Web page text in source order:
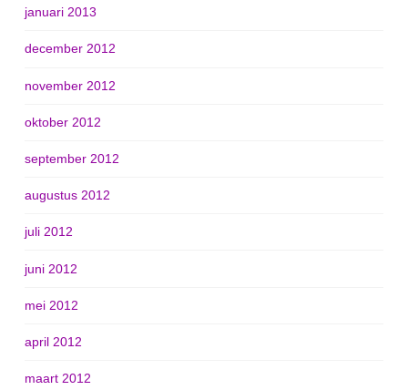
januari 2013
december 2012
november 2012
oktober 2012
september 2012
augustus 2012
juli 2012
juni 2012
mei 2012
april 2012
maart 2012